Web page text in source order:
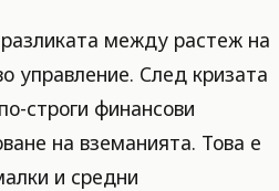
между растеж на
управление. След кризата
строги финансови
на вземанията. Това е
и средни